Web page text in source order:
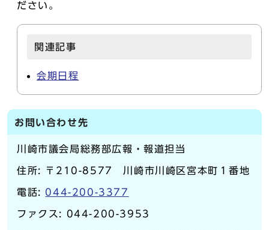
ださい。
関連記事
会期日程
お問い合わせ先
川崎市議会局総務部広報・報道担当
住所: 〒210-8577 川崎市川崎区宮本町１番地
電話: 044-200-3377
ファクス: 044-200-3953